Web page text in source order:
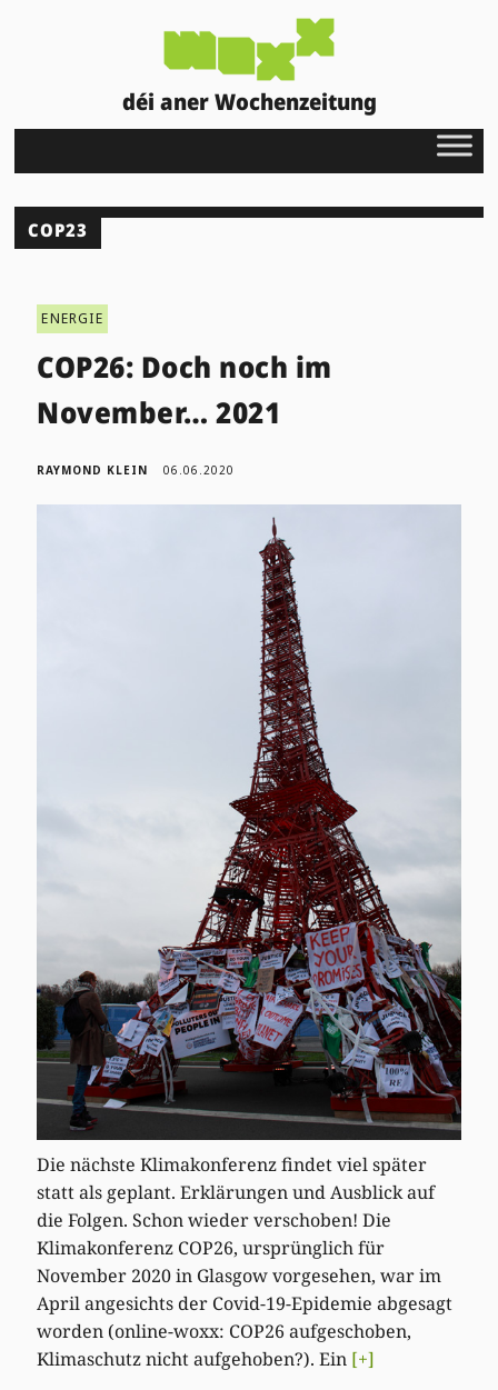
déi aner Wochenzeitung
COP23
ENERGIE
COP26: Doch noch im
November… 2021
RAYMOND KLEIN 06.06.2020
Die nächste Klimakonferenz findet viel später
statt als geplant. Erklärungen und Ausblick auf
die Folgen. Schon wieder verschoben! Die
Klimakonferenz COP26, ursprünglich für
November 2020 in Glasgow vorgesehen, war im
April angesichts der Covid-19-Epidemie abgesagt
worden (online-woxx: COP26 aufgeschoben,
Klimaschutz nicht aufgehoben?). Ein [+]